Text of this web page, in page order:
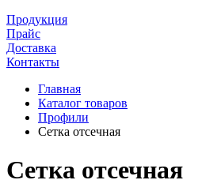
Продукция
Прайс
Доставка
Контакты
Главная
Каталог товаров
Профили
Сетка отсечная
Сетка отсечная